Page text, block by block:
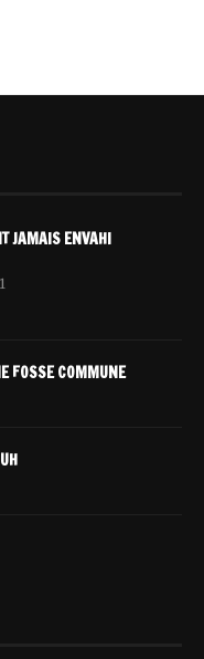
JAMAIS ENVAHI
FOSSE COMMUNE